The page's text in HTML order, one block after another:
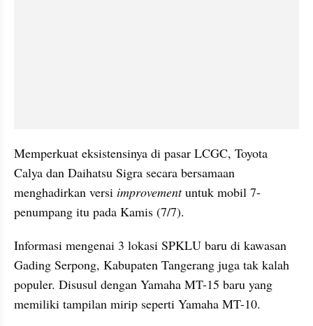
Memperkuat eksistensinya di pasar LCGC, Toyota
Calya dan Daihatsu Sigra secara bersamaan
menghadirkan versi improvement untuk mobil 7-
penumpang itu pada Kamis (7/7).
Informasi mengenai 3 lokasi SPKLU baru di kawasan
Gading Serpong, Kabupaten Tangerang juga tak kalah
populer. Disusul dengan Yamaha MT-15 baru yang
memiliki tampilan mirip seperti Yamaha MT-10.